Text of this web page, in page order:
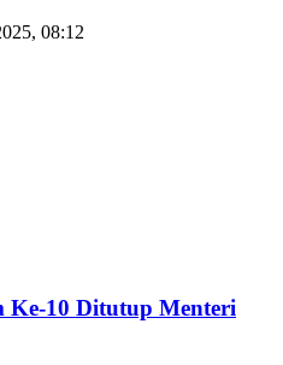
08:12
Ke-10 Ditutup Menteri